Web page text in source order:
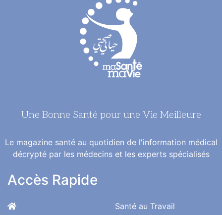
Une Bonne Santé pour une Vie Meilleure
Le magazine santé au quotidien de l'information médical
décrypté par les médecins et les experts spécialisés
Accès Rapide
Santé au Travail